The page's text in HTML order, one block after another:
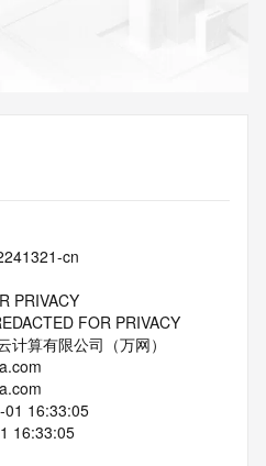
cn
PRIVACY
FOR PRIVACY
算有限公司（万网）
01 16:33:05
16:33:05